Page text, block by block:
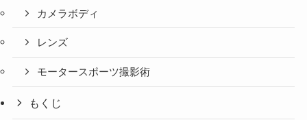
カメラボディ
レンズ
モータースポーツ撮影術
もくじ